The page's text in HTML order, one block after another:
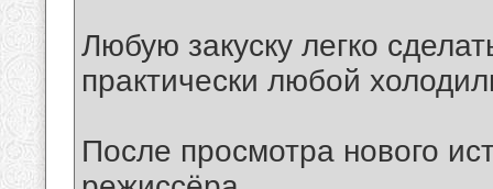
Любую закуску легко
практически любой
После просмотра нового